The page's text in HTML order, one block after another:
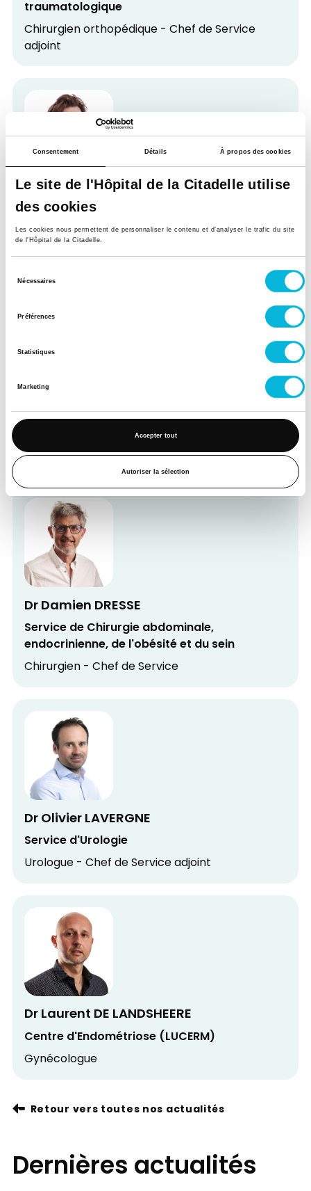
Consentement Détails À propos des cookies
Le site de l'Hôpital de la Citadelle utilise
des cookies
Les cookies nous permettent de personnaliser le contenu et d’analyser le trafic du site
de l'Hôpital de la Citadelle.
Nécessaires
Préférences
Statistiques
Marketing
Accepter tout
Autoriser la sélection
traumatologique
Chirurgien orthopédique - Chef de Service
adjoint
Dr Hubert NICOLAS
Urologue - Président du Département de
Chirurgie
Dr Eric TROISFONTAINES
Urologue - Chef de Service
Dr Damien DRESSE
Service de Chirurgie abdominale,
endocrinienne, de l'obésité et du sein
Chirurgien - Chef de Service
Dr Olivier LAVERGNE
Service d'Urologie
Urologue - Chef de Service adjoint
Dr Laurent DE LANDSHEERE
Centre d'Endométriose (LUCERM)
Gynécologue
Retour vers toutes nos actualités
Dernières actualités